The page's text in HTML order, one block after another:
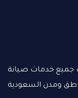
خدمات صيانة
ومدن السعودية